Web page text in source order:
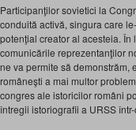
Participanţilor sovietici la
conduită activă, singura care
potenţial creator al acesteia.
comunicările reprezentanţilor
ne va permite să
româneşti a mai multor
congres ale istoricilor români
întregii istoriografii a URSS